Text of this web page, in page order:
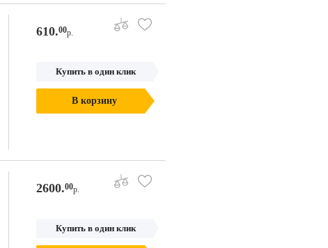
610.00р.
Купить в один клик
В корзину
2600.00р.
Купить в один клик